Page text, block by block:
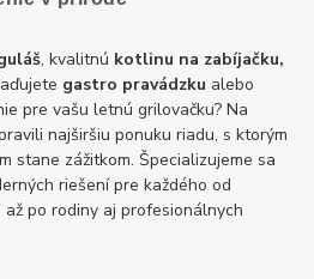
, kvalitnú kotlinu na zabíjačku,
gastro pravádzku alebo
pre vašu letnú grilovačku? Na
najširšiu ponuku riadu, s ktorým
stane zážitkom. Špecializujeme sa
riešení pre každého od
až po rodiny aj profesionálnych